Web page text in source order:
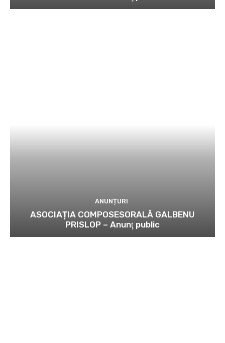
ANUNȚURI
ASOCIAȚIA COMPOSESORALĂ GALBENU
PRISLOP – Anunţ public